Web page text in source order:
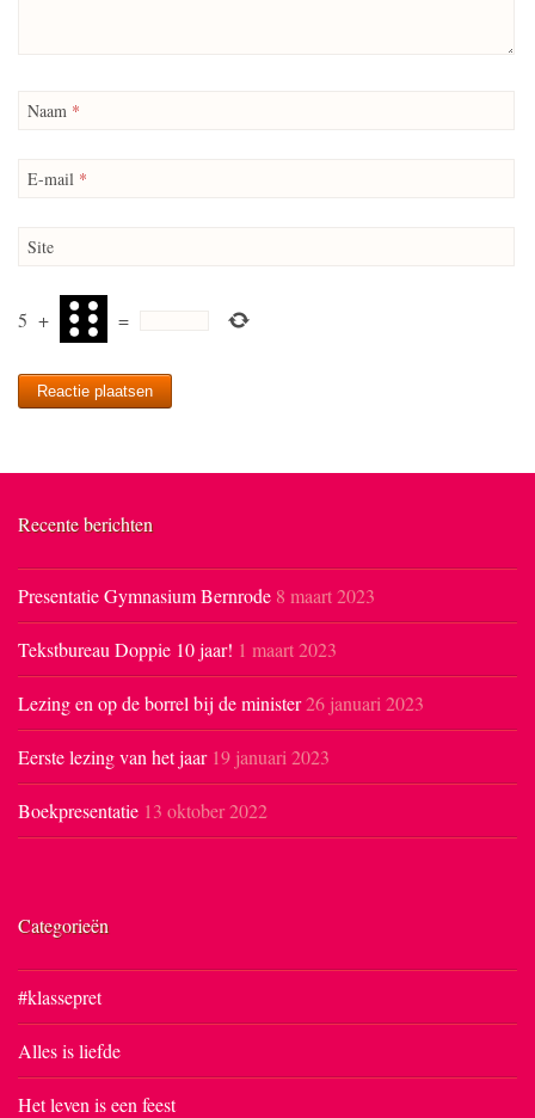
Naam *
E-mail *
Site
5 + =
Recente berichten
Presentatie Gymnasium Bernrode 8 maart 2023
Tekstbureau Doppie 10 jaar! 1 maart 2023
Lezing en op de borrel bij de minister26 januari 2023
Eerste lezing van het jaar 19 januari 2023
Boekpresentatie 13 oktober 2022
Categorieën
#klassepret
Alles is liefde
Het leven is een feest